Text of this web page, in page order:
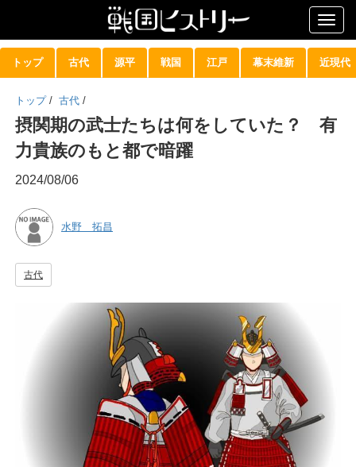
トップ 古代 源平 戦国 江戸 幕末維新 近現代
トップ / 古代 /
摂関期の武士たちは何をしていた？ 有
力貴族のもと都で暗躍
2024/08/06
水野 拓昌
古代